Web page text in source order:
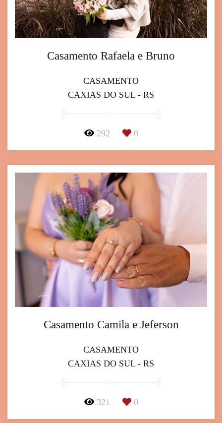
Casamento Rafaela e Bruno
CASAMENTO
CAXIAS DO SUL - RS
292 0
Casamento Camila e Jeferson
CASAMENTO
CAXIAS DO SUL - RS
321 0